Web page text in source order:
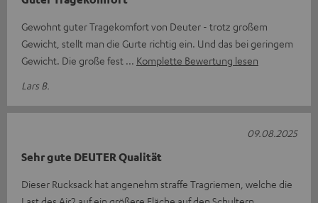
Gewohnt guter Tragekomfort von Deuter - trotz großem
Gewicht, stellt man die Gurte richtig ein. Und das bei geringem
Gewicht. Die große fest
Komplette Bewertung lesen
Lars B.
Sehr gute DEUTER Qualität
Dieser Rucksack hat angenehm straffe Tragriemen, welche die
09.08.2025